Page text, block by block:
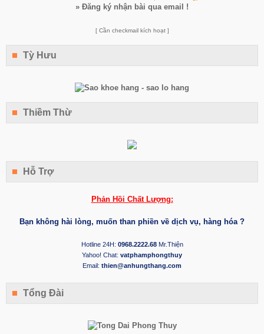
» Đăng ký nhận bài qua email !
[ Cần checkmail kích hoạt ]
Tỳ Hưu
Thiềm Thừ
Hỗ Trợ
Phản Hồi Chất Lượng:
Bạn không hài lòng, muốn than phiền về dịch vụ, hàng hóa ?
Hotline 24H: 0968.2222.68Mr.Thiện
Yahoo! Chat: vatphamphongthuy
Email: thien@anhungthang.com
Tổng Đài